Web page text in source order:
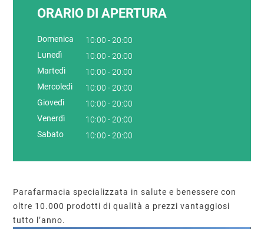
ORARIO DI APERTURA
Domenica
10:00 - 20:00
Lunedì
10:00 - 20:00
Martedì
10:00 - 20:00
Mercoledì
10:00 - 20:00
Giovedì
10:00 - 20:00
Venerdì
10:00 - 20:00
Sabato
10:00 - 20:00
Parafarmacia specializzata in salute e benessere con
oltre 10.000 prodotti di qualità a prezzi vantaggiosi
tutto l’anno.